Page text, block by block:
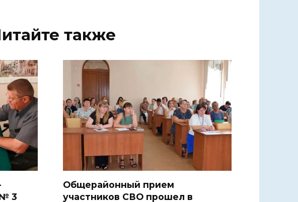
также
3
Общерайонный прием
участников СВО прошел в